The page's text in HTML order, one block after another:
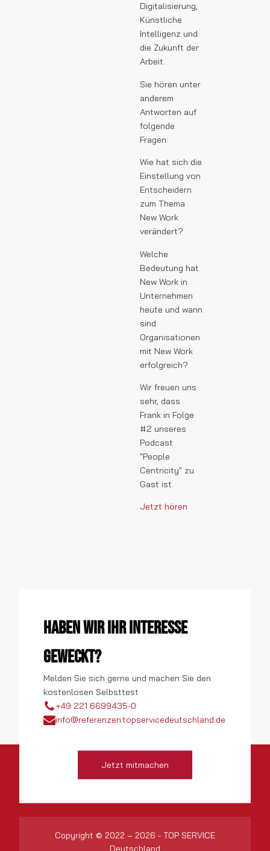
Digitalisierung,
Künstliche
Intelligenz und
die Zukunft der
Arbeit.
Sie hören unter
anderem
Antworten auf
folgende
Fragen:
Wie hat sich die
Einstellung von
Entscheidern
zum Thema
New Work
verändert?
Welche
Bedeutung hat
New Work in
Unternehmen
heute und wann
sind
Organisationen
mit New Work
erfolgreich?
Wir freuen uns
sehr, dass
Frank in Folge
#2 unseres
Podcast
"People
Centricity" zu
Gast ist.
Jetzt hören
Haben wir Ihr Interesse
geweckt?
Melden Sie sich gerne und machen Sie den
kostenlosen Selbsttest
+49 221 6699435-0
info@referenzen.topservicedeutschland.de
Jetzt mitmachen
Copyright © 2022 – 2026 - TOP SERVICE